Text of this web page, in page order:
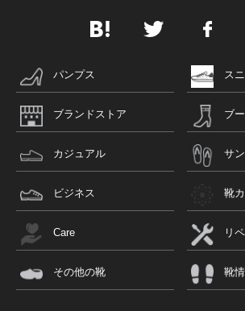
パンプス ス
ブランドストア ブ
カジュアル サ
ビジネス 靴
Care リ
その他の靴 靴